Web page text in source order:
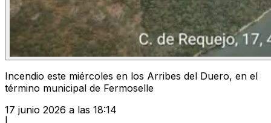
Incendio este miércoles en los Arribes del Duero, en el
término municipal de Fermoselle
17 junio 2026 a las 18:14